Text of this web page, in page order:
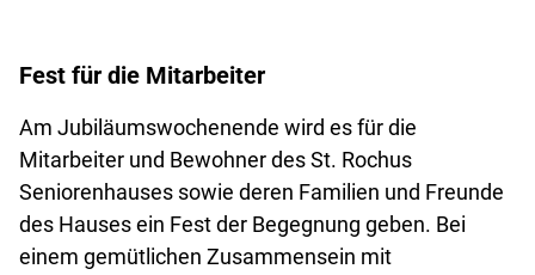
Fest für die Mitarbeiter
Am Jubiläumswochenende wird es für die
Mitarbeiter und Bewohner des St. Rochus
Seniorenhauses sowie deren Familien und Freunde
des Hauses ein Fest der Begegnung geben. Bei
einem gemütlichen Zusammensein mit